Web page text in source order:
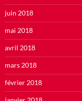
juin 2018
mai 2018
avril 2018
mars 2018
février 2018